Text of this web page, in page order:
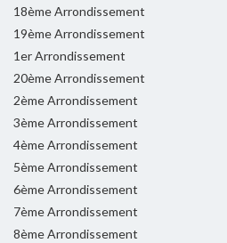
18ème Arrondissement
19ème Arrondissement
1er Arrondissement
20ème Arrondissement
2ème Arrondissement
3ème Arrondissement
4ème Arrondissement
5ème Arrondissement
6ème Arrondissement
7ème Arrondissement
8ème Arrondissement